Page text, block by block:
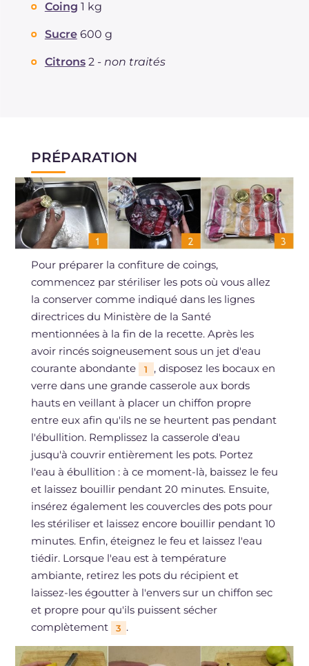
Fibre
Coing 1 kg
Sucre 600 g
Citrons 2 - non traités
PRÉPARATION
Pour préparer la confiture de coings,
commencez par stériliser les pots où vous allez
la conserver comme indiqué dans les lignes
directrices du Ministère de la Santé
mentionnées à la fin de la recette. Après les
avoir rincés soigneusement sous un jet d'eau
courante abondante
1
, disposez les bocaux en
verre dans une grande casserole aux bords
hauts en veillant à placer un chiffon propre
entre eux afin qu'ils ne se heurtent pas pendant
l'ébullition. Remplissez la casserole d'eau
jusqu'à couvrir entièrement les pots. Portez
l'eau à ébullition : à ce moment-là, baissez le feu
et laissez bouillir pendant 20 minutes. Ensuite,
insérez également les couvercles des pots pour
les stériliser et laissez encore bouillir pendant 10
minutes. Enfin, éteignez le feu et laissez l'eau
tiédir. Lorsque l'eau est à température
ambiante, retirez les pots du récipient et
laissez-les égoutter à l'envers sur un chiffon sec
et propre pour qu'ils puissent sécher
complètement
3 .